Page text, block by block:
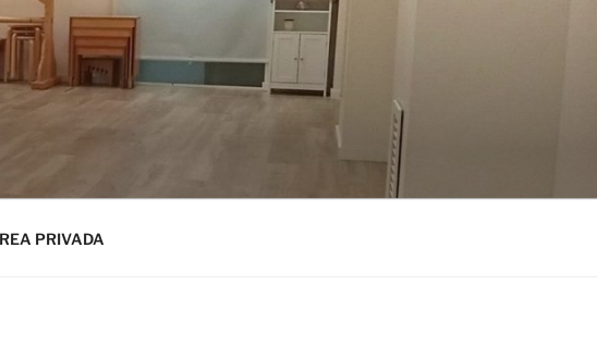
PRIVADA